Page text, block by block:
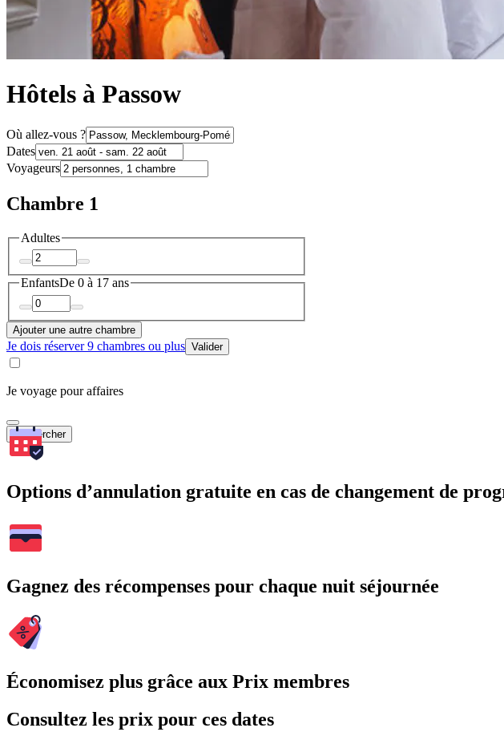
Hôtels à Passow
Où allez-vous ?
Dates
Voyageurs
Chambre 1
Adultes
EnfantsDe 0 à 17 ans
Ajouter une autre chambre
Je dois réserver 9 chambres ou plus Valider
Je voyage pour affaires
Rechercher
Options d’annulation gratuite en cas de changement de
Gagnez des récompenses pour chaque nuit séjournée
Économisez plus grâce aux Prix membres
Consultez les prix pour ces dates